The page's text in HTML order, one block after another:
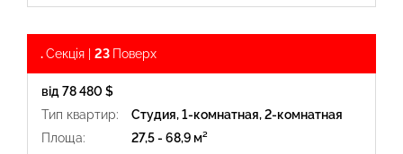
.Секція | 23 Поверх
від 78 480 $
Тип квартир:
Студия, 1-комнатная, 2-комнатная
Площа:
27,5 - 68,9 м²